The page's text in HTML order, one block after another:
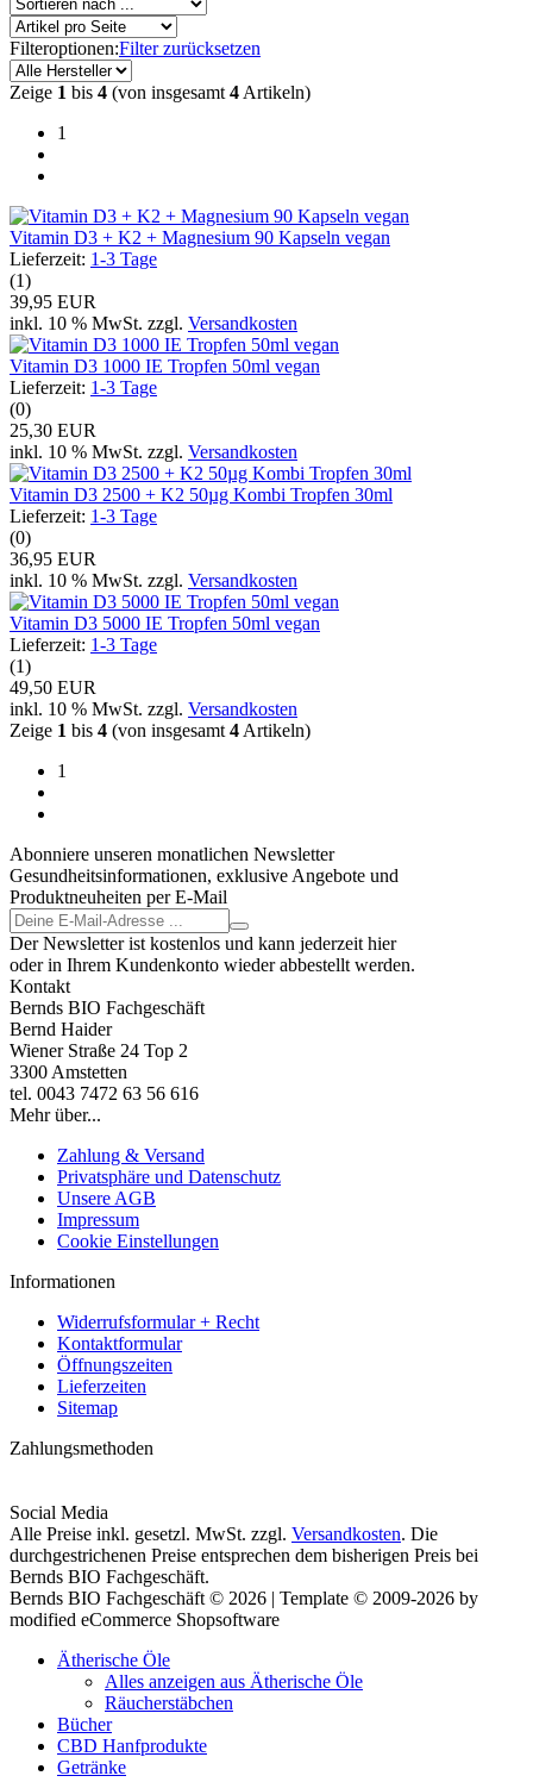
Filteroptionen:Filter zurücksetzen
Zeige 1 bis 4 (von insgesamt 4 Artikeln)
1
Vitamin D3 + K2 + Magnesium 90 Kapseln vegan
Lieferzeit: 1-3 Tage
(1)
39,95 EUR
inkl. 10 % MwSt. zzgl. Versandkosten
Vitamin D3 1000 IE Tropfen 50ml vegan
Lieferzeit: 1-3 Tage
(0)
25,30 EUR
inkl. 10 % MwSt. zzgl. Versandkosten
Vitamin D3 2500 + K2 50µg Kombi Tropfen 30ml
Lieferzeit: 1-3 Tage
(0)
36,95 EUR
inkl. 10 % MwSt. zzgl. Versandkosten
Vitamin D3 5000 IE Tropfen 50ml vegan
Lieferzeit: 1-3 Tage
(1)
49,50 EUR
inkl. 10 % MwSt. zzgl. Versandkosten
Zeige 1 bis 4 (von insgesamt 4 Artikeln)
1
Abonniere unseren monatlichen Newsletter
Gesundheitsinformationen, exklusive Angebote und
Produktneuheiten per E-Mail
Der Newsletter ist kostenlos und kann jederzeit hier
oder in Ihrem Kundenkonto wieder abbestellt werden.
Kontakt
Bernds BIO Fachgeschäft
Bernd Haider
Wiener Straße 24 Top 2
3300 Amstetten
tel. 0043 7472 63 56 616
Mehr über...
Zahlung & Versand
Privatsphäre und Datenschutz
Unsere AGB
Impressum
Cookie Einstellungen
Informationen
Widerrufsformular + Recht
Kontaktformular
Öffnungszeiten
Lieferzeiten
Sitemap
Zahlungsmethoden
Social Media
Alle Preise inkl. gesetzl. MwSt. zzgl. Versandkosten. Die
durchgestrichenen Preise entsprechen dem bisherigen Preis bei
Bernds BIO Fachgeschäft.
Bernds BIO Fachgeschäft © 2026 | Template © 2009-2026 by
modified eCommerce Shopsoftware
Ätherische Öle
Alles anzeigen aus Ätherische Öle
Räucherstäbchen
Bücher
CBD Hanfprodukte
Getränke